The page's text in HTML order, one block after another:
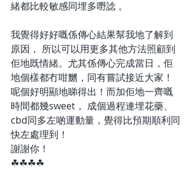
緒都比較敏感同埋多嘢諗 。
我覺得好好嘅係傳心結果幫我地了解到
原因， 所以可以用更多其他方法照顧到
佢地既情緒。尤其係傳心完成當日，佢
地個樣都冇咁嬲，同有嘗試接近大家！
呢個好明顯地睇得出！而加佢地一齊嘅
時間都幾sweet， 成個過程連埋花藥、
cbd同多左啲運動量，覺得比預期順利同
快左處理到！
謝謝你！
☘☘☘☘